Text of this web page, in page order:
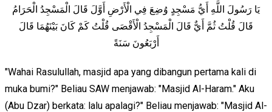
يَا رَسُولَ اللَّهِ أَيُّ مَسْجِدٍ وُضِعَ فِي الْأَرْضِ أَوَّلَ قَالَ الْمَسْجِدُ الْحَرَامُ
قَالَ قُلْتُ ثُمَّ أَيٌّ قَالَ الْمَسْجِدُ الْأَقْصَى قُلْتُ كَمْ كَانَ بَيْنَهُمَا قَالَ
أَرْبَعُونَ سَنَةً
"Wahai Rasulullah, masjid apa yang dibangun pertama kali di
muka bumi?" Beliau SAW menjawab: "Masjid Al-Haram." Aku
(Abu Dzar) berkata: lalu apalagi?" Beliau menjawab: "Masjid Al-